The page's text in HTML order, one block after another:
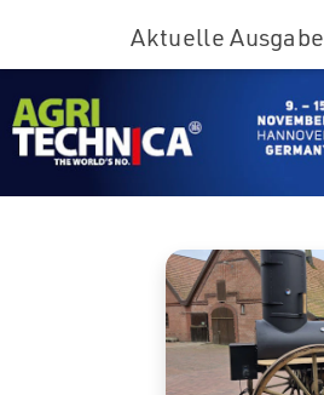
Aktuelle Ausgabe